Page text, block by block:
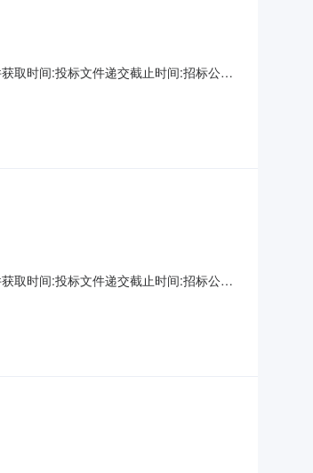
取时间:投标文件递交截止时间:招标公告
2018年农业综合开发第一批资金土地治
取时间:投标文件递交截止时间:招标公告
2018年农业综合开发第一批资金土地治